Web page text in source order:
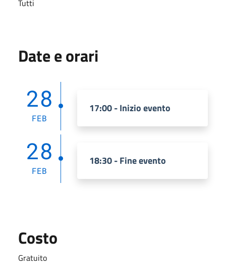
Tutti
Date e orari
28
FEB
17:00 - Inizio evento
28
FEB
18:30 - Fine evento
Costo
Gratuito